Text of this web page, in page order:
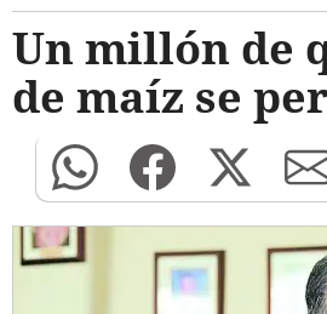
Un millón de
de maíz se